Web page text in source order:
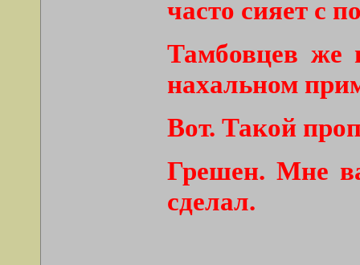
часто сияет с
Тамбовцев же
нахальном
Вот. Такой
Грешен. Мне
сделал.